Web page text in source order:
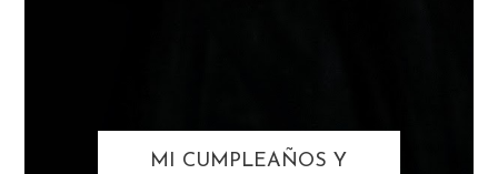
MI CUMPLEAÑOS Y